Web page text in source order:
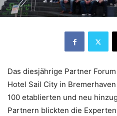
Das diesjährige Partner
Hotel Sail City in
100 etablierten und neu
Partnern blickten die